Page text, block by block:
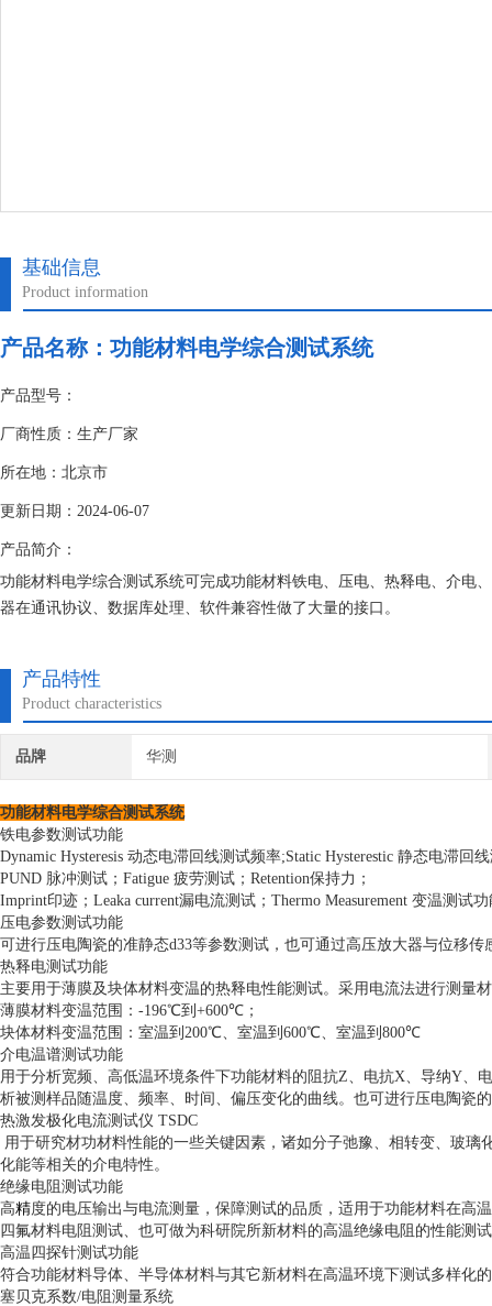
基础信息
Product information
产品名称： 功能材料电学综合测试系统
产品型号：
厂商性质：生产厂家
所在地：北京市
更新日期：2024-06-07
产品简介：
功能材料电学综合测试系统可完成功能材料铁电、压电、热释电、介电
器在通讯协议、数据库处理、软件兼容性做了大量的接口。
产品特性
Product characteristics
品牌 华测
功能材料电学综合测试系统
铁电参数测试功能
Dynamic Hysteresis 动态电滞回线测试频率;Static Hysterestic 静态电滞回
PUND 脉冲测试； Fatigue 疲劳测试； Retention保持力；
Imprint印迹； Leaka current漏电流测试； Thermo Measurement 变温测试功
压电参数测试功能
可进行压电陶瓷的准静态d33等参数测试，也可通过高压放大器与位移
热释电测试功能
主要用于薄膜及块体材料变温的热释电性能测试。采用电流法进行测量
薄膜材料变温范围： -196℃到 +600℃；
块体材料变温范围：室温到 200℃、室温到 600℃、室温到 800℃
介电温谱测试功能
用于分析宽频、高低温环境条件下功能材料的阻抗Z、电抗X、导纳Y、
析被测样品随温度、频率、时间、偏压变化的曲线。也可进行压电陶瓷
热激发极化电流测试仪 TSDC
用于研究材功材料性能的一些关键因素，诸如分子弛豫、相转变、玻璃
化能等相关的介电特性。
绝缘电阻测试功能
高精度的电压输出与电流测量，保障测试的品质，适用于功能材料在高
四氟材料电阻测试、也可做为科研院所新材料的高温绝缘电阻的性能测
高温四探针测试功能
符合功能材料导体、半导体材料与其它新材料在高温环境下测试多样化
塞贝克系数/电阻测量系统